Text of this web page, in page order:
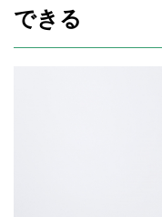
できる